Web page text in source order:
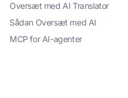
Oversæt med AI Translator
Sådan Oversæt med AI
MCP for AI-agenter